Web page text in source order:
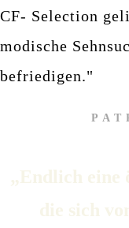
CF- Selection
modische
befriedigen."
„Endlich eine
die sich